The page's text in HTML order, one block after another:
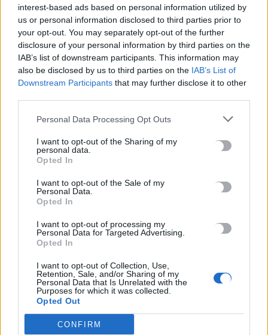
interest-based ads based on personal information utilized by
us or personal information disclosed to third parties prior to
your opt-out. You may separately opt-out of the further
disclosure of your personal information by third parties on the
IAB’s list of downstream participants. This information may
also be disclosed by us to third parties on the IAB’s List of
Downstream Participants that may further disclose it to other
Personal Data Processing Opt Outs
I want to opt-out of the Sharing of my
personal data.
Opted In
I want to opt-out of the Sale of my
Personal Data.
Opted In
I want to opt-out of processing my
Personal Data for Targeted Advertising.
Opted In
I want to opt-out of Collection, Use,
Retention, Sale, and/or Sharing of my
Personal Data that Is Unrelated with the
Purposes for which it was collected.
Opted Out
CONFIRM
ανάρτηση της Αφροδίτης Νέστορα για τη μητέρα της
10 Αυγούστου, 2026
Κρήτη: 500.000 ευρώ για έργα οδικής ασφάλειας –
Διαγραμμίσεις και ανακλαστήρες σε 150 χλμ. οδικού δικτύου
10 Αυγούστου, 2026
Δήμος Μινώα Πεδιάδας: 285 ζώα έλαβαν κτηνιατρική
10 Αυγούστου, 2026
Πέθανε ο συγγραφέας και στοχαστής Στέλιος Ράμφος
10 Αυγούστου, 2026
Προθεσμία για να δώσουν εξηγήσεις για την προσγείωση στο
Σαρακήνικο πήραν ο χειριστής και ο ιδιοκτήτης του
10 Αυγούστου, 2026
Υπό έλεγχο η πυρκαγιά στον Κουβαρά Αττικής, παραμένουν
καπνογόνα σημεία – Προβληματίζουν οι ισχυροί άνεμοι
10 Αυγούστου, 2026